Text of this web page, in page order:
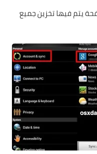
يتم فيها تخزين جميع